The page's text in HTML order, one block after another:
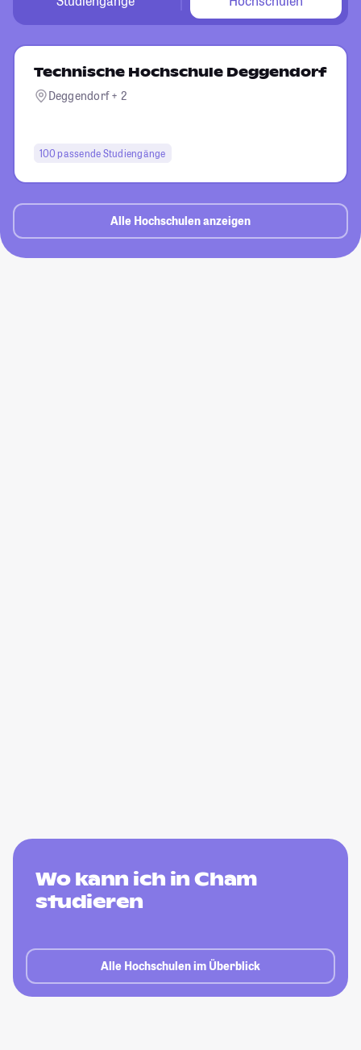
Technische Hochschule Deggendorf
Deggendorf + 2
100 passende Studiengänge
Alle Hochschulen anzeigen
Wo kann ich in Cham
studieren
Alle Hochschulen im Überblick